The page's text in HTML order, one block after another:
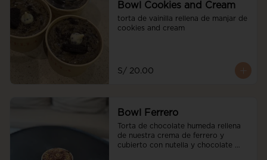
Bowl Cookies and Cream
torta de vainilla rellena de manjar de
cookies and cream
S/ 20.00
Bowl Ferrero
Torta de chocolate humeda rellena
de nuestra crema de ferrero y
cubierto con nutella y chocolate